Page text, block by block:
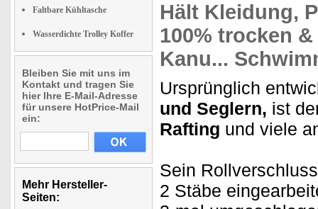
Faltbare Kühltasche
Wasserdichte Trolley Koffer
Bleiben Sie mit uns im
Kontakt und tragen Sie
hier Ihre E-Mail-Adresse
für unsere HotPrice-Mail
ein:
Mehr Hersteller-
Seiten:
Hält Kleidung,
100% trocken
Kanu...
Ursprünglich
und Seglern, ist
Rafting und viele
Sein
2 Stäbe